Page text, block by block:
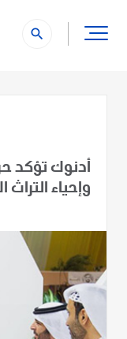
search
أدنوك تؤكد
وإحياء التراث